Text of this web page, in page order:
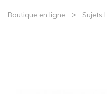
Boutique en ligne > Sujets